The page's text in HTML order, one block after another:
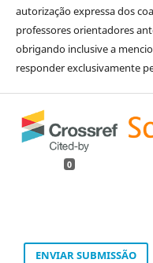
autorização expressa dos
professores orientadores
obrigando inclusive a
responder exclusivamente
0
ENVIAR SUBMISSÃO